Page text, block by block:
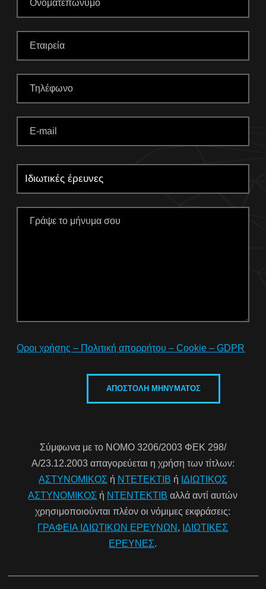
Οροι χρήσης – Πολιτική απορρήτου – Cookie – GDPR
Σύμφωνα με το ΝΟΜΟ 3206/2003 ΦΕΚ 298/
Α/23.12.2003 απαγορεύεται η χρήση των τίτλων:
ΑΣΤΥΝΟΜΙΚΟΣ ή ΝΤΕΤΕΚΤΙΒ ή ΙΔΙΩΤΙΚΟΣ
ΑΣΤΥΝΟΜΙΚΟΣ ή ΝΤΕΝΤΕΚΤΙΒ αλλά αντί αυτών
χρησιμοποιούνται πλέον οι νόμιμες εκφράσεις:
ΓΡΑΦΕΙΑ ΙΔΙΩΤΙΚΩΝ ΕΡΕΥΝΩΝ , ΙΔΙΩΤΙΚΕΣ
ΕΡΕΥΝΕΣ.